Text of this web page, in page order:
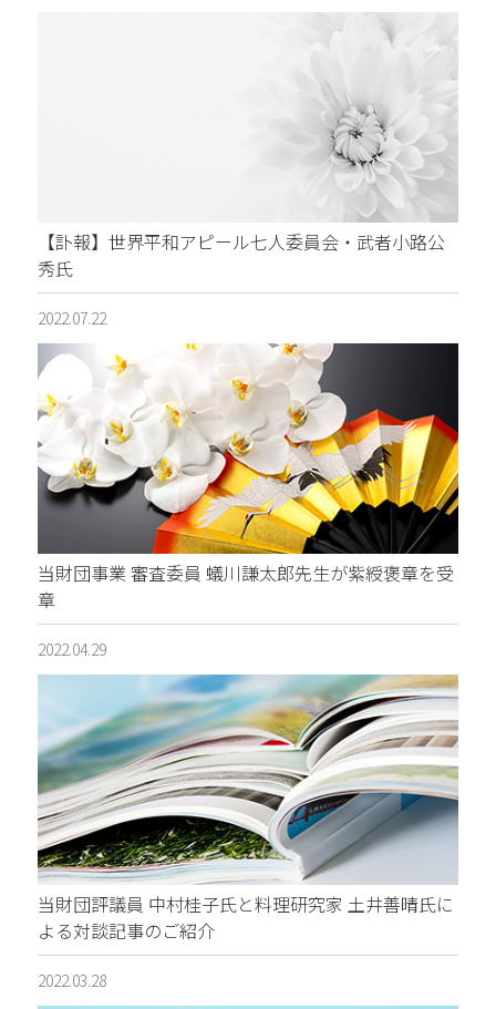
【訃報】世界平和アピール七人委員会・武者小路公
秀氏
2022.07.22
当財団事業 審査委員 蟻川謙太郎先生が紫綬褒章を受
章
2022.04.29
当財団評議員 中村桂子氏と料理研究家 土井善晴氏に
よる対談記事のご紹介
2022.03.28